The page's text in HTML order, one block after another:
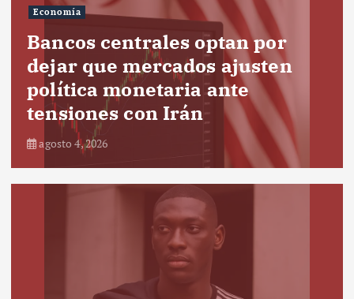
Economía
Bancos centrales optan por
dejar que mercados ajusten
política monetaria ante
tensiones con Irán
agosto 4, 2026